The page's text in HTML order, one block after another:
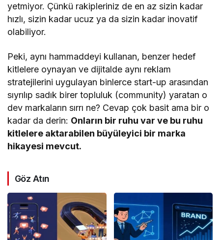
yetmiyor. Çünkü rakipleriniz de en az sizin kadar
hızlı, sizin kadar ucuz ya da sizin kadar inovatif
olabiliyor.
Peki, aynı hammaddeyi kullanan, benzer hedef
kitlelere oynayan ve dijitalde aynı reklam
stratejilerini uygulayan binlerce start-up arasından
sıyrılıp sadık birer topluluk (community) yaratan o
dev markaların sırrı ne? Cevap çok basit ama bir o
kadar da derin: Onların bir ruhu var ve bu ruhu
kitlelere aktarabilen büyüleyici bir marka
hikayesi mevcut.
Göz Atın